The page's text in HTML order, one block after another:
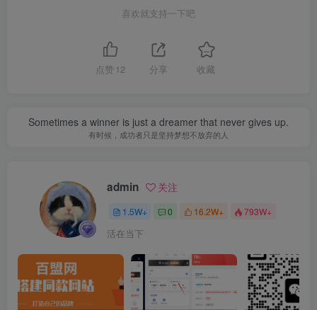
喜欢就支持一下吧
点赞 12 分享 收藏
Sometimes a winner is just a dreamer that never gives up.
有时候，成功者只是坚持梦想不放弃的人
admin 关注
1.5W+ 0 16.2W+ 793W+
活在当下